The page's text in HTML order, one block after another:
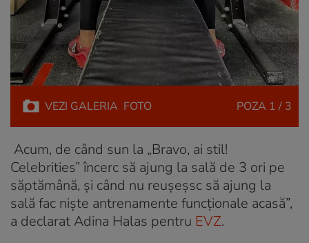
VEZI GALERIA FOTO POZA 1 / 3
Acum, de când sun la „Bravo, ai stil!
Celebrities” încerc să ajung la sală de 3 ori pe
săptămână, și când nu reușeșsc să ajung la
sală fac niște antrenamente funcționale acasă”,
a declarat Adina Halas pentru EVZ.